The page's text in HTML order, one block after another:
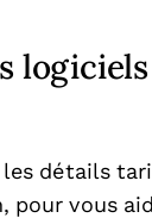
détails
pour vous